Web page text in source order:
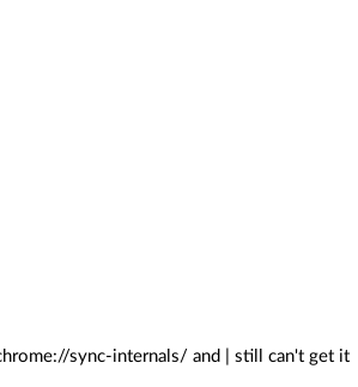
sync-internals/ and | still can't get it